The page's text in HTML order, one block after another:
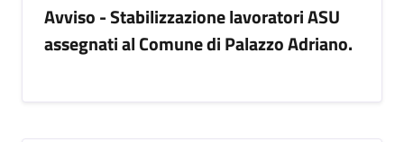
Avviso - Stabilizzazione lavoratori ASU
assegnati al Comune di Palazzo Adriano.